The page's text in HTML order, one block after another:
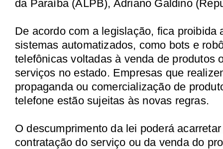
da Paraíba (ALPB), Adriano Galdino
De acordo com a legislação, fica proibida
sistemas automatizados, como bots e
telefônicas voltadas à venda de produtos
serviços no estado. Empresas que
propaganda ou comercialização de
telefone estão sujeitas às novas regras.
O descumprimento da lei poderá
contratação do serviço ou da venda do